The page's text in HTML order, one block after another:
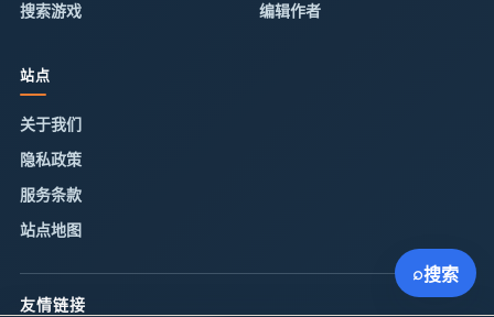
搜索游戏
编辑作者
站点
关于我们
隐私政策
服务条款
站点地图
友情链接
⌕搜索